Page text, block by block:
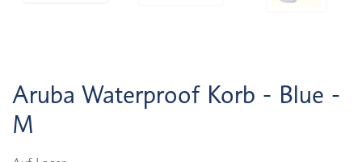
Aruba Waterproof Korb - Blue -
M